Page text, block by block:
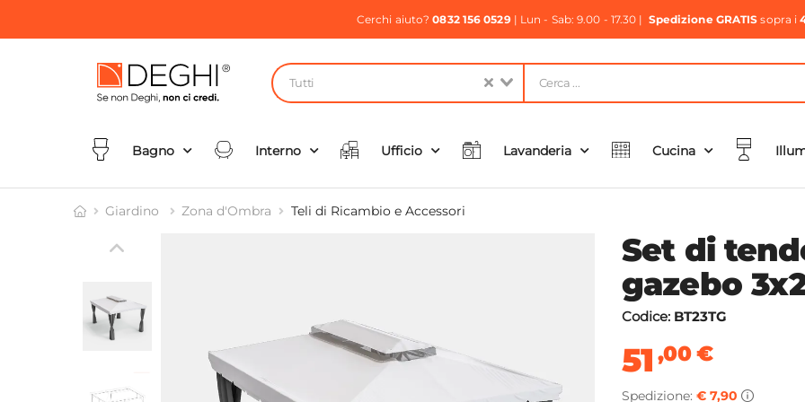
Cerchi aiuto?0832 156 0529| Lun - Sab: 9.00 - 17.30 | Spedizione GRATIS sopra i
Tutti
Bagno Interno Ufficio Lavanderia Cucina
Giardino Zona d'Ombra Teli di Ricambio e Accessori
Set di
gazebo
Codice: BT23TG
51,00€
Spedizione: € 7,90